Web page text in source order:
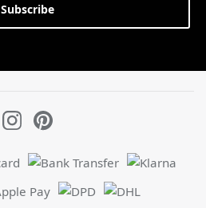
Subscribe